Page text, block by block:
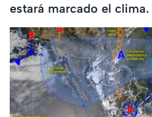
estará marcado el clima.